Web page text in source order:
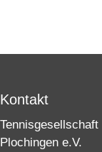
Kontakt
Tennisgesellschaft
Plochingen e.V.